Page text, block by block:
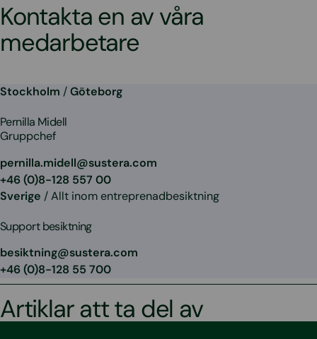
Kontakta en av våra
medarbetare
Stockholm /Göteborg
Pernilla Midell
Gruppchef
pernilla.midell@sustera.com
+46 (0)8-128 557 00
Sverige / Allt inom entreprenadbesiktning
Support besiktning
besiktning@sustera.com
+46 (0)8-128 55 700
Artiklar att ta del av